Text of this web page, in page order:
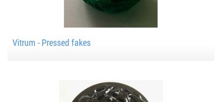
Vitrum - Pressed fakes